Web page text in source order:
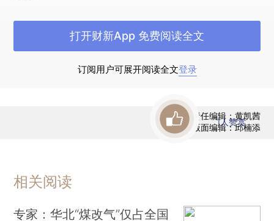
三是“南气北调”。在天津、浙江、福建、广东
等地通过油气企业之间资源互换，增加北方取暖地
源置换调剂近1400万立方米/日，预计近日可进一
四是挖掘能源品种替代潜力。12月8日，国家
发改委与环保部协商，经北京市政府同意，启动华
200万立方米/日。同时，组织地方和电力企业适量
800万立方米/日。合计已落实置换天然气使用
订阅用户可展开阅读全文登录
打开财新App 免费阅读全文
责任编辑：黄凯茜
版面编辑：邱楠添
1人赞赏
相关阅读
专家：华北“煤改气”仅占全国